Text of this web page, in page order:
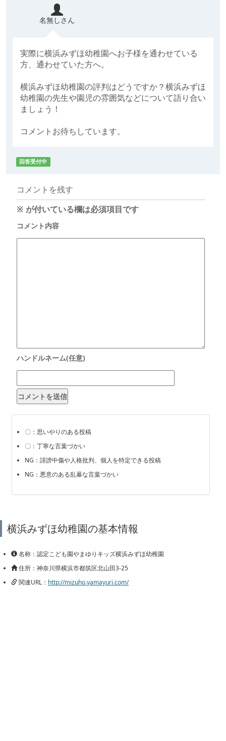
名無しさん
実際に横浜みずほ幼稚園へお子様を通わせている
方、通わせていた方へ。
横浜みずほ幼稚園の評判はどうですか？横浜みずほ
幼稚園の先生や園児の雰囲気などについて語り合い
ましょう！
コメントお待ちしています。
回答受付中
コメントを残す
※ が付いている欄は必須項目です
〇：思いやりのある投稿
〇：丁寧な言葉づかい
NG：誹謗中傷や人格批判、個人を特定できる投稿
NG：悪意のある乱暴な言葉づかい
横浜みずほ幼稚園の基本情報
名称：認定こども園やまゆりキッズ横浜みずほ幼稚園
住所：神奈川県横浜市都筑区北山田3-25
関連URL： http://mizuho.yamayuri.com/